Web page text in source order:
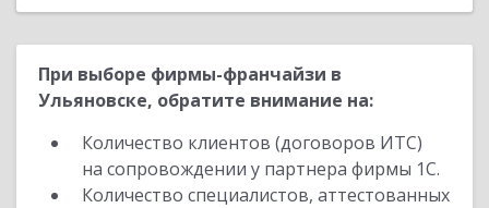
При выборе фирмы-франчайзи в
Ульяновске, обратите внимание на:
Количество клиентов (договоров ИТС)
на сопровождении у партнера фирмы 1С.
Количество специалистов, аттестованных